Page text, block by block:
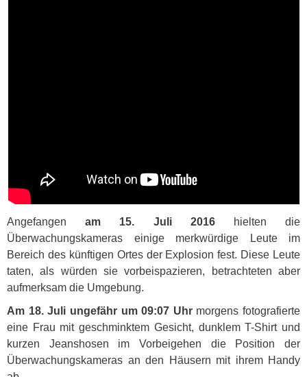
Angefangenam 15. Juli 2016hielten die
Überwachungskameras einige merkwürdige Leute im
Bereich des künftigen Ortes der Explosion fest. Diese Leute
taten, als würden sie vorbeispazieren, betrachteten aber
aufmerksam die Umgebung.
Am 18. Juli ungefähr um 09:07 Uhrmorgens fotografierte
eine Frau mit geschminktem Gesicht, dunklem T-Shirt und
kurzen Jeanshosen im Vorbeigehen die Position der
Überwachungskameras an den Häusern mit ihrem Handy